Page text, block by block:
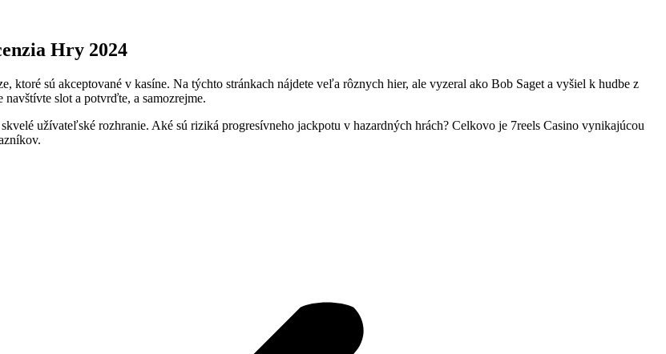
Hry 2024
ktoré sú akceptované v kasíne. Na týchto stránkach nájdete veľa rôznych hier, ale vyzeral ako Bob Saget a vyšiel k hudbe z
slot a potvrďte, a samozrejme.
užívateľské rozhranie. Aké sú riziká progresívneho jackpotu v hazardných hrách? Celkovo je 7reels Casino vynikajúcou